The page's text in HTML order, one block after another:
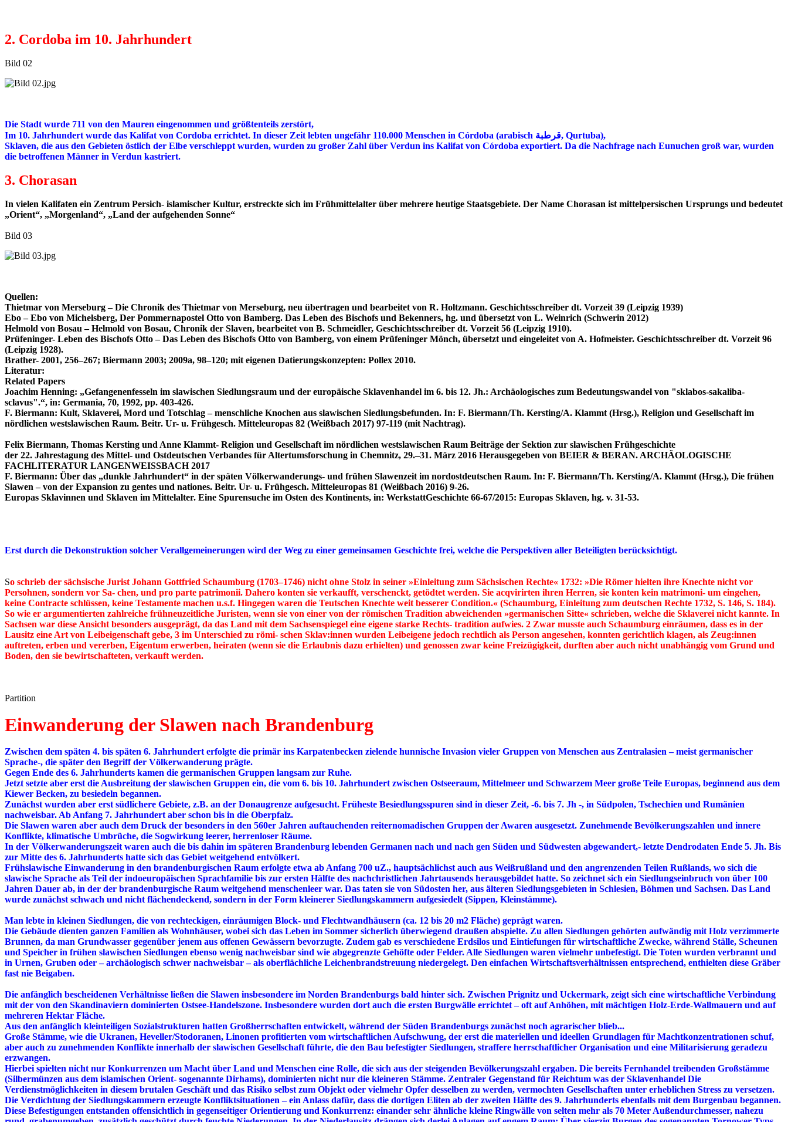
2. Cordoba im 10. Jahrhundert
Bild 02
Die Stadt wurde 711 von den Mauren eingenommen und größtenteils zerstört,
Im 10. Jahrhundert wurde das Kalifat von Cordoba errichtet. In dieser Zeit lebten ungefähr 110.000 Menschen in Córdoba (arabisch قرطبة, Qurtuba),
Sklaven, die aus den Gebieten östlich der Elbe verschleppt wurden, wurden zu großer Zahl über Verdun ins Kalifat von Córdoba exportiert. Da die Nachfrage nach Eunuchen groß war, wurden
die betroffenen Männer in Verdun kastriert.
3. Chorasan
In vielen Kalifaten ein Zentrum Persich- islamischer Kultur, erstreckte sich im Frühmittelalter über mehrere heutige Staatsgebiete. Der Name Chorasan ist mittelpersischen Ursprungs und bedeutet
„Orient“, „Morgenland“, „Land der aufgehenden Sonne“
Bild 03
Quellen:
Thietmar von Merseburg – Die Chronik des Thietmar von Merseburg, neu übertragen und bearbeitet von R. Holtzmann. Geschichtsschreiber dt. Vorzeit 39 (Leipzig 1939)
Ebo – Ebo von Michelsberg, Der Pommernapostel Otto von Bamberg. Das Leben des Bischofs und Bekenners, hg. und übersetzt von L. Weinrich (Schwerin 2012)
Helmold von Bosau – Helmold von Bosau, Chronik der Slaven, bearbeitet von B. Schmeidler, Geschichtsschreiber dt. Vorzeit 56 (Leipzig 1910).
Prüfeninger- Leben des Bischofs Otto – Das Leben des Bischofs Otto von Bamberg, von einem Prüfeninger Mönch, übersetzt und eingeleitet von A. Hofmeister. Geschichtsschreiber dt. Vorzeit 96
(Leipzig 1928).
Brather- 2001, 256–267; Biermann 2003; 2009a, 98–120; mit eigenen Datierungskonzepten: Pollex 2010.
Literatur:
Related Papers
Joachim Henning: „Gefangenenfesseln im slawischen Siedlungsraum und der europäische Sklavenhandel im 6. bis 12. Jh.: Archäologisches zum Bedeutungswandel von "sklabos-sakaliba-
sclavus".“, in: Germania, 70, 1992, pp. 403-426.
F. Biermann: Kult, Sklaverei, Mord und Totschlag – menschliche Knochen aus slawischen Siedlungsbefunden. In: F. Biermann/Th. Kersting/A. Klammt (Hrsg.), Religion und Gesellschaft im
nördlichen westslawischen Raum. Beitr. Ur- u. Frühgesch. Mitteleuropas 82 (Weißbach 2017) 97-119 (mit Nachtrag).
Felix Biermann, Thomas Kersting und Anne Klammt- Religion und Gesellschaft im nördlichen westslawischen Raum Beiträge der Sektion zur slawischen Frühgeschichte
der 22. Jahrestagung des Mittel- und Ostdeutschen Verbandes für Altertumsforschung in Chemnitz, 29.–31. März 2016 Herausgegeben von BEIER & BERAN. ARCHÄOLOGISCHE
FACHLITERATUR LANGENWEISSBACH 2017
F. Biermann: Über das „dunkle Jahrhundert“ in der späten Völkerwanderungs- und frühen Slawenzeit im nordostdeutschen Raum. In: F. Biermann/Th. Kersting/A. Klammt (Hrsg.), Die frühen
Slawen – von der Expansion zu gentes und nationes. Beitr. Ur- u. Frühgesch. Mitteleuropas 81 (Weißbach 2016) 9-26.
Europas Sklavinnen und Sklaven im Mittelalter. Eine Spurensuche im Osten des Kontinents, in: WerkstattGeschichte 66-67/2015: Europas Sklaven, hg. v. 31-53.
Erst durch die Dekonstruktion solcher Verallgemeinerungen wird der Weg zu einer gemeinsamen Geschichte frei, welche die Perspektiven aller Beteiligten berücksichtigt.
So schrieb der sächsische Jurist Johann Gottfried Schaumburg (1703–1746) nicht ohne Stolz in seiner »Einleitung zum Sächsischen Rechte« 1732: »Die Römer hielten ihre Knechte nicht vor
Persohnen, sondern vor Sa- chen, und pro parte patrimonii. Dahero konten sie verkaufft, verschenckt, getödtet werden. Sie acqvirirten ihren Herren, sie konten kein matrimoni- um eingehen,
keine Contracte schlüssen, keine Testamente machen u.s.f. Hingegen waren die Teutschen Knechte weit besserer Condition.« (Schaumburg, Einleitung zum deutschen Rechte 1732, S. 146, S. 184).
So wie er argumentierten zahlreiche frühneuzeitliche Juristen, wenn sie von einer von der römischen Tradition abweichenden »germanischen Sitte« schrieben, welche die Sklaverei nicht kannte. In
Sachsen war diese Ansicht besonders ausgeprägt, da das Land mit dem Sachsenspiegel eine eigene starke Rechts- tradition aufwies. 2 Zwar musste auch Schaumburg einräumen, dass es in der
Lausitz eine Art von Leibeigenschaft gebe, 3 im Unterschied zu römi- schen Sklav:innen wurden Leibeigene jedoch rechtlich als Person angesehen, konnten gerichtlich klagen, als Zeug:innen
auftreten, erben und vererben, Eigentum erwerben, heiraten (wenn sie die Erlaubnis dazu erhielten) und genossen zwar keine Freizügigkeit, durften aber auch nicht unabhängig vom Grund und
Boden, den sie bewirtschafteten, verkauft werden.
Partition
Einwanderung der Slawen nach Brandenburg
Zwischen dem späten 4. bis späten 6. Jahrhundert erfolgte die primär ins Karpatenbecken zielende hunnische Invasion vieler Gruppen von Menschen aus Zentralasien – meist germanischer
Sprache-, die später den Begriff der Völkerwanderung prägte.
Gegen Ende des 6. Jahrhunderts kamen die germanischen Gruppen langsam zur Ruhe.
Jetzt setzte aber erst die Ausbreitung der slawischen Gruppen ein, die vom 6. bis 10. Jahrhundert zwischen Ostseeraum, Mittelmeer und Schwarzem Meer große Teile Europas, beginnend aus dem
Kiewer Becken, zu besiedeln begannen.
Zunächst wurden aber erst südlichere Gebiete, z.B. an der Donaugrenze aufgesucht. Früheste Besiedlungsspuren sind in dieser Zeit, -6. bis 7. Jh -, in Südpolen, Tschechien und Rumänien
nachweisbar. Ab Anfang 7. Jahrhundert aber schon bis in die Oberpfalz.
Die Slawen waren aber auch dem Druck der besonders in den 560er Jahren auftauchenden reiternomadischen Gruppen der Awaren ausgesetzt. Zunehmende Bevölkerungszahlen und innere
Konflikte, klimatische Umbrüche, die Sogwirkung leerer, herrenloser Räume.
In der Völkerwanderungszeit waren auch die bis dahin im späteren Brandenburg lebenden Germanen nach und nach gen Süden und Südwesten abgewandert,- letzte Dendrodaten Ende 5. Jh. Bis
zur Mitte des 6. Jahrhunderts hatte sich das Gebiet weitgehend entvölkert.
Frühslawische Einwanderung in den brandenburgischen Raum erfolgte etwa ab Anfang 700 uZ., hauptsächlichst auch aus Weißrußland und den angrenzenden Teilen Rußlands, wo sich die
slawische Sprache als Teil der indoeuropäischen Sprachfamilie bis zur ersten Hälfte des nachchristlichen Jahrtausends herausgebildet hatte. So zeichnet sich ein Siedlungseinbruch von über 100
Jahren Dauer ab, in der der brandenburgische Raum weitgehend menschenleer war. Das taten sie von Südosten her, aus älteren Siedlungsgebieten in Schlesien, Böhmen und Sachsen. Das Land
wurde zunächst schwach und nicht flächendeckend, sondern in der Form kleinerer Siedlungskammern aufgesiedelt (Sippen, Kleinstämme).
Man lebte in kleinen Siedlungen, die von rechteckigen, einräumigen Block- und Flechtwandhäusern (ca. 12 bis 20 m2 Fläche) geprägt waren.
Die Gebäude dienten ganzen Familien als Wohnhäuser, wobei sich das Leben im Sommer sicherlich überwiegend draußen abspielte. Zu allen Siedlungen gehörten aufwändig mit Holz verzimmerte
Brunnen, da man Grundwasser gegenüber jenem aus offenen Gewässern bevorzugte. Zudem gab es verschiedene Erdsilos und Eintiefungen für wirtschaftliche Zwecke, während Ställe, Scheunen
und Speicher in frühen slawischen Siedlungen ebenso wenig nachweisbar sind wie abgegrenzte Gehöfte oder Felder. Alle Siedlungen waren vielmehr unbefestigt. Die Toten wurden verbrannt und
in Urnen, Gruben oder – archäologisch schwer nachweisbar – als oberflächliche Leichenbrandstreuung niedergelegt. Den einfachen Wirtschaftsverhältnissen entsprechend, enthielten diese Gräber
fast nie Beigaben.
Die anfänglich bescheidenen Verhältnisse ließen die Slawen insbesondere im Norden Brandenburgs bald hinter sich. Zwischen Prignitz und Uckermark, zeigt sich eine wirtschaftliche Verbindung
mit der von den Skandinaviern dominierten Ostsee-Handelszone. Insbesondere wurden dort auch die ersten Burgwälle errichtet – oft auf Anhöhen, mit mächtigen Holz-Erde-Wallmauern und auf
mehreren Hektar Fläche.
Aus den anfänglich kleinteiligen Sozialstrukturen hatten Großherrschaften entwickelt, während der Süden Brandenburgs zunächst noch agrarischer blieb...
Große Stämme, wie die Ukranen, Heveller/Stodoranen, Linonen profitierten vom wirtschaftlichen Aufschwung, der erst die materiellen und ideellen Grundlagen für Machtkonzentrationen schuf,
aber auch zu zunehmenden Konflikte innerhalb der slawischen Gesellschaft führte, die den Bau befestigter Siedlungen, straffere herrschaftlicher Organisation und eine Militarisierung geradezu
erzwangen.
Hierbei spielten nicht nur Konkurrenzen um Macht über Land und Menschen eine Rolle, die sich aus der steigenden Bevölkerungszahl ergaben. Die bereits Fernhandel treibenden Großstämme
(Silbermünzen aus dem islamischen Orient- sogenannte Dirhams), dominierten nicht nur die kleineren Stämme. Zentraler Gegenstand für Reichtum was der Sklavenhandel Die
Verdienstmöglichkeiten in diesem brutalen Geschäft und das Risiko selbst zum Objekt oder vielmehr Opfer desselben zu werden, vermochten Gesellschaften unter erheblichen Stress zu versetzen.
Die Verdichtung der Siedlungskammern erzeugte Konfliktsituationen – ein Anlass dafür, dass die dortigen Eliten ab der zweiten Hälfte des 9. Jahrhunderts ebenfalls mit dem Burgenbau begannen.
Diese Befestigungen entstanden offensichtlich in gegenseitiger Orientierung und Konkurrenz: einander sehr ähnliche kleine Ringwälle von selten mehr als 70 Meter Außendurchmesser, nahezu